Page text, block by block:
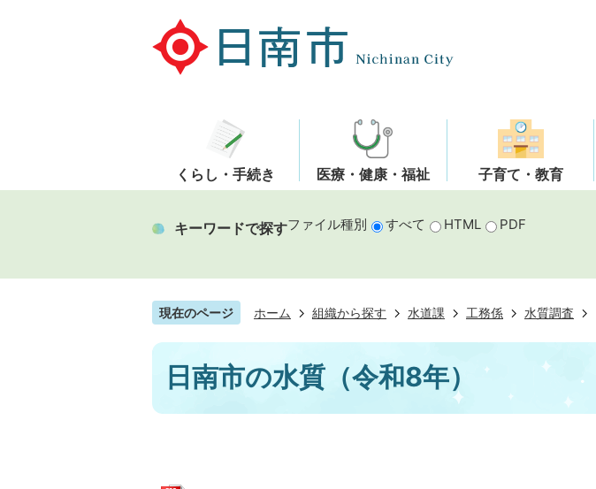
くらし・手続き 医療・健康・福祉 子育て・教育
キーワードで探すファイル種別 すべて HTML PDF
現在のページ ホーム 組織から探す 水道課 工務係 水質調査
日南市の水質（令和8年）